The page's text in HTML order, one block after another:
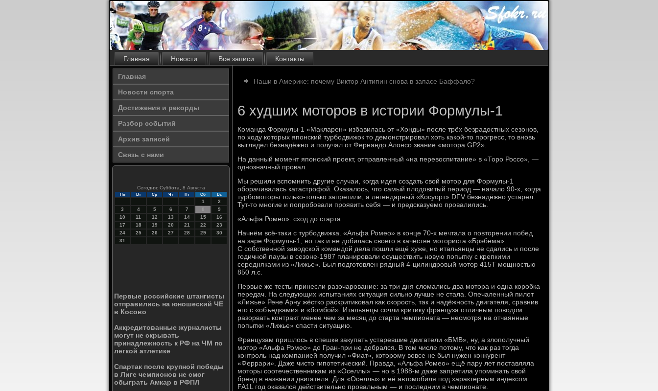
Главная Новости Все записи Контакты
Главная
Новости спорта
Достижения и рекорды
Разбор событий
Архив записей
Связь с нами
Сегодня: Суббота, 8 Августа
Пн Вт Ср Чт Пт Сб Вс
1
2
3
4 5 6 7 8
9
10
11 12 13 14 15
16
17
18 19 20 21 22
23
24
25 26 27 28 29
30
31
Первые российские штангисты
отправились на юношеский ЧЕ
в Косово
Аккредитованные журналисты
могут не скрывать
принадлежность к РФ на ЧМ по
легкой атлетике
Спартак после крупной победы
в Лиге чемпионов не смог
обыграть Амкар в РФПЛ
Наши в Америке: почему Виктор Антипин снова в запасе Баффало?
6 худших моторов в истории Формулы-1
Команда Формулы-1 «Макларен» избавилась от «Хонды» после трёх безрадостных сезонов,
по ходу которых японский турбодвижок то демонстрировал хоть какой-то прогресс, то вновь
выглядел безнадёжно и получал от Фернандо Алонсо звание «мотора GP2».
На данный момент японский проект, отправленный «на перевоспитание» в «Торо Россо», —
однозначный провал.
Мы решили вспомнить другие случаи, когда идея создать свой мотор для Формулы-1
оборачивалась катастрофой. Оказалось, что самый плодовитый период — начало 90-х, когда
турбомоторы только-только запретили, а легендарный «Косуорт» DFV безнадёжно устарел.
Тут-то многие и попробовали проявить себя — и предсказуемо провалились.
«Альфа Ромео»: сход до старта
Начнём всё-таки с турбодвижка. «Альфа Ромео» в конце 70-х мечтала о повторении побед
на заре Формулы-1, но так и не добилась своего в качестве моториста «Брэбема».
С собственной заводской командой дела пошли ещё хуже, но итальянцы не сдались и после
годичной паузы в сезоне-1987 планировали осуществить новую попытку с крепкими
середняками из «Лижье». Был подготовлен рядный 4-цилиндровый мотор 415T мощностью
850 л.с.
Первые же тесты принесли разочарование: за три дня сломались два мотора и одна коробка
передач. На следующих испытаниях ситуация сильно лучше не стала. Опечаленный пилот
«Лижье» Рене Арну жёстко раскритиковал как скорость, так и надёжность двигателя, сравнив
его с «объедками» и «бомбой». Итальянцы сочли критику француза отличным поводом
разорвать контракт менее чем за месяц до старта чемпионата — несмотря на отчаянные
попытки «Лижье» спасти ситуацию.
Французам пришлось в спешке закупать устаревшие двигатели «БМВ», ну, а злополучный
мотор «Альфа Ромео» до Гран-при не добрался. В том числе потому, что как раз тогда
контроль над компанией получил «Фиат», которому вовсе не был нужен конкурент
«Феррари». Даже чисто гипотетический. Правда, «Альфа Ромео» ещё пару лет поставляла
моторы соотечественникам из «Оселлы» — но в 1988-м даже запретила упоминать свой
бренд в названии двигателя. Для «Оселлы» и её автомобиля под характерным индексом
FA1L год оказался действительно провальным — и последним в чемпионате.